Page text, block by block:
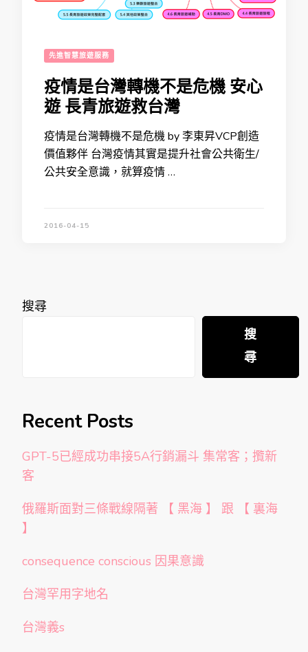
先進智慧旅遊服務
疫情是台灣轉機不是危機 安心
遊 長青旅遊救台灣
疫情是台灣轉機不是危機 by 李東昇VCP創造
價值夥伴 台灣疫情其實是提升社會公共衛生/
公共安全意識，就算疫情 …
2016-04-15
搜尋
搜
尋
Recent Posts
GPT-5已經成功串接5A行銷漏斗 集常客；攬新
客
俄羅斯面對三條戰線隔著 【 黑海 】 跟 【 裏海
】
consequence conscious 因果意識
台灣罕用字地名
台灣義s